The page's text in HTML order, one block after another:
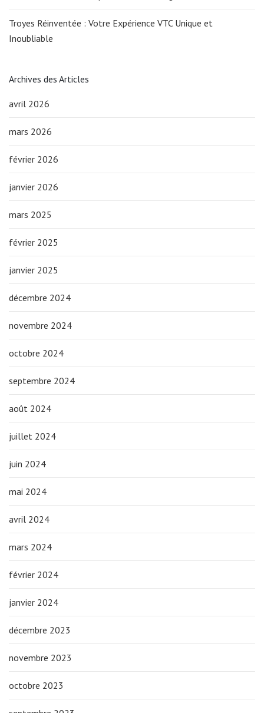
Troyes Réinventée : Votre Expérience VTC Unique et
Inoubliable
Archives des Articles
avril 2026
mars 2026
février 2026
janvier 2026
mars 2025
février 2025
janvier 2025
décembre 2024
novembre 2024
octobre 2024
septembre 2024
août 2024
juillet 2024
juin 2024
mai 2024
avril 2024
mars 2024
février 2024
janvier 2024
décembre 2023
novembre 2023
octobre 2023